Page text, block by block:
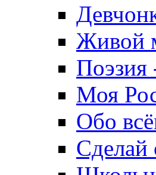
Живой
Поэзия
Моя
Обо
Сделай